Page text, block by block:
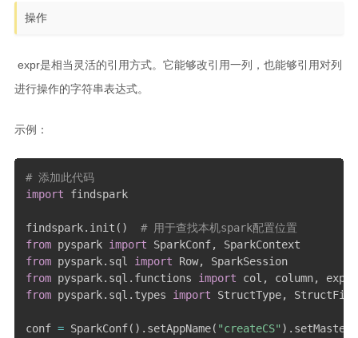
操作
​ expr是相当灵活的引用方式。它能够改引用一列，也能够引用对列
进行操作的字符串表达式。
示例：
# 添加此代码
import findspark
findspark. init ( )
# 用于查找本机spark配置位置
from pyspark import SparkConf,
from pyspark. sql import Row,
SparkSession
from pyspark. sql . functions import col , column,
from pyspark. sql . types import StructType,
conf = SparkConf( ) . setAppName( "createCS" ) . setMaster